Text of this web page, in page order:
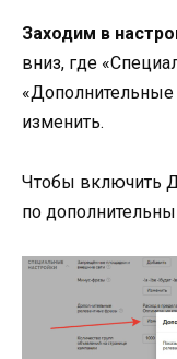
Заходим в
вниз, где
изменить.
Чтобы включить
по